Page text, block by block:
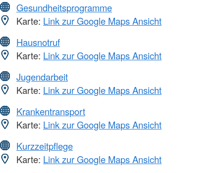
Gesundheitsprogramme
Karte: Link zur Google Maps Ansicht
Hausnotruf
Karte: Link zur Google Maps Ansicht
Jugendarbeit
Karte: Link zur Google Maps Ansicht
Krankentransport
Karte: Link zur Google Maps Ansicht
Kurzzeitpflege
Karte: Link zur Google Maps Ansicht